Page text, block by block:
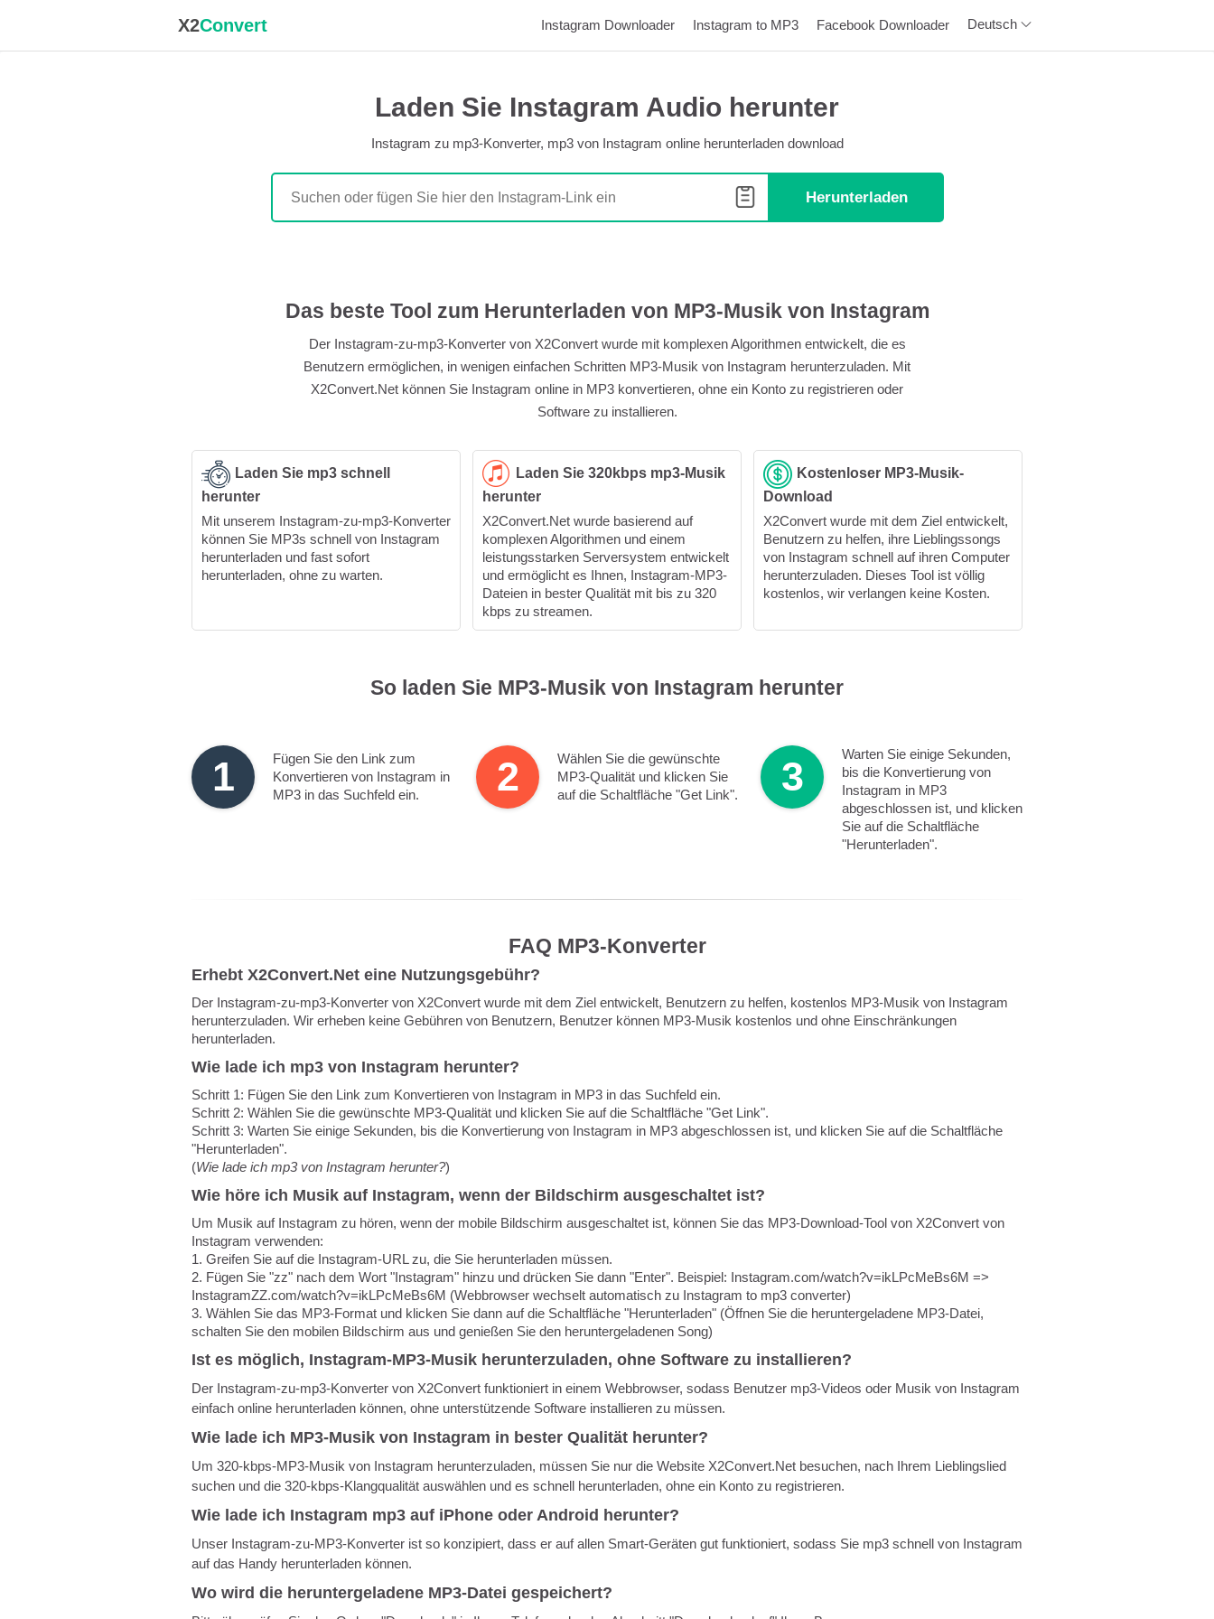
X2Convert Instagram Downloader Instagram to MP3 Facebook Downloader Deutsch
Laden Sie Instagram Audio herunter
Instagram zu mp3-Konverter, mp3 von Instagram online herunterladen download
Herunterladen
Das beste Tool zum Herunterladen von MP3-Musik von Instagram
Der Instagram-zu-mp3-Konverter von X2Convert wurde mit komplexen Algorithmen entwickelt, die es
Benutzern ermöglichen, in wenigen einfachen Schritten MP3-Musik von Instagram herunterzuladen. Mit
X2Convert.Net können Sie Instagram online in MP3 konvertieren, ohne ein Konto zu registrieren oder
Software zu installieren.
Laden Sie mp3 schnell
herunter
Mit unserem Instagram-zu-mp3-Konverter
können Sie MP3s schnell von Instagram
herunterladen und fast sofort
herunterladen, ohne zu warten.
Laden Sie 320kbps mp3-Musik
herunter
X2Convert.Net wurde basierend auf
komplexen Algorithmen und einem
leistungsstarken Serversystem entwickelt
und ermöglicht es Ihnen, Instagram-MP3-
Dateien in bester Qualität mit bis zu 320
kbps zu streamen.
Kostenloser MP3-Musik-
Download
X2Convert wurde mit dem Ziel entwickelt,
Benutzern zu helfen, ihre Lieblingssongs
von Instagram schnell auf ihren Computer
herunterzuladen. Dieses Tool ist völlig
kostenlos, wir verlangen keine Kosten.
So laden Sie MP3-Musik von Instagram herunter
1
Fügen Sie den Link zum
Konvertieren von Instagram in
MP3 in das Suchfeld ein.
2
Wählen Sie die gewünschte
MP3-Qualität und klicken Sie
auf die Schaltfläche "Get Link".
3
Warten Sie einige Sekunden,
bis die Konvertierung von
Instagram in MP3
abgeschlossen ist, und klicken
Sie auf die Schaltfläche
"Herunterladen".
FAQ MP3-Konverter
Erhebt X2Convert.Net eine Nutzungsgebühr?
Der Instagram-zu-mp3-Konverter von X2Convert wurde mit dem Ziel entwickelt, Benutzern zu helfen, kostenlos MP3-Musik von Instagram
herunterzuladen. Wir erheben keine Gebühren von Benutzern, Benutzer können MP3-Musik kostenlos und ohne Einschränkungen
herunterladen.
Wie lade ich mp3 von Instagram herunter?
Schritt 1: Fügen Sie den Link zum Konvertieren von Instagram in MP3 in das Suchfeld ein.
Schritt 2: Wählen Sie die gewünschte MP3-Qualität und klicken Sie auf die Schaltfläche "Get Link".
Schritt 3: Warten Sie einige Sekunden, bis die Konvertierung von Instagram in MP3 abgeschlossen ist, und klicken Sie auf die Schaltfläche
"Herunterladen".
(Wie lade ich mp3 von Instagram herunter?)
Wie höre ich Musik auf Instagram, wenn der Bildschirm ausgeschaltet ist?
Um Musik auf Instagram zu hören, wenn der mobile Bildschirm ausgeschaltet ist, können Sie das MP3-Download-Tool von X2Convert von
Instagram verwenden:
1. Greifen Sie auf die Instagram-URL zu, die Sie herunterladen müssen.
2. Fügen Sie "zz" nach dem Wort "Instagram" hinzu und drücken Sie dann "Enter". Beispiel: Instagram.com/watch?v=ikLPcMeBs6M =>
InstagramZZ.com/watch?v=ikLPcMeBs6M (Webbrowser wechselt automatisch zu Instagram to mp3 converter)
3. Wählen Sie das MP3-Format und klicken Sie dann auf die Schaltfläche "Herunterladen" (Öffnen Sie die heruntergeladene MP3-Datei,
schalten Sie den mobilen Bildschirm aus und genießen Sie den heruntergeladenen Song)
Ist es möglich, Instagram-MP3-Musik herunterzuladen, ohne Software zu installieren?
Der Instagram-zu-mp3-Konverter von X2Convert funktioniert in einem Webbrowser, sodass Benutzer mp3-Videos oder Musik von Instagram
einfach online herunterladen können, ohne unterstützende Software installieren zu müssen.
Wie lade ich MP3-Musik von Instagram in bester Qualität herunter?
Um 320-kbps-MP3-Musik von Instagram herunterzuladen, müssen Sie nur die Website X2Convert.Net besuchen, nach Ihrem Lieblingslied
suchen und die 320-kbps-Klangqualität auswählen und es schnell herunterladen, ohne ein Konto zu registrieren.
Wie lade ich Instagram mp3 auf iPhone oder Android herunter?
Unser Instagram-zu-MP3-Konverter ist so konzipiert, dass er auf allen Smart-Geräten gut funktioniert, sodass Sie mp3 schnell von Instagram
auf das Handy herunterladen können.
Wo wird die heruntergeladene MP3-Datei gespeichert?